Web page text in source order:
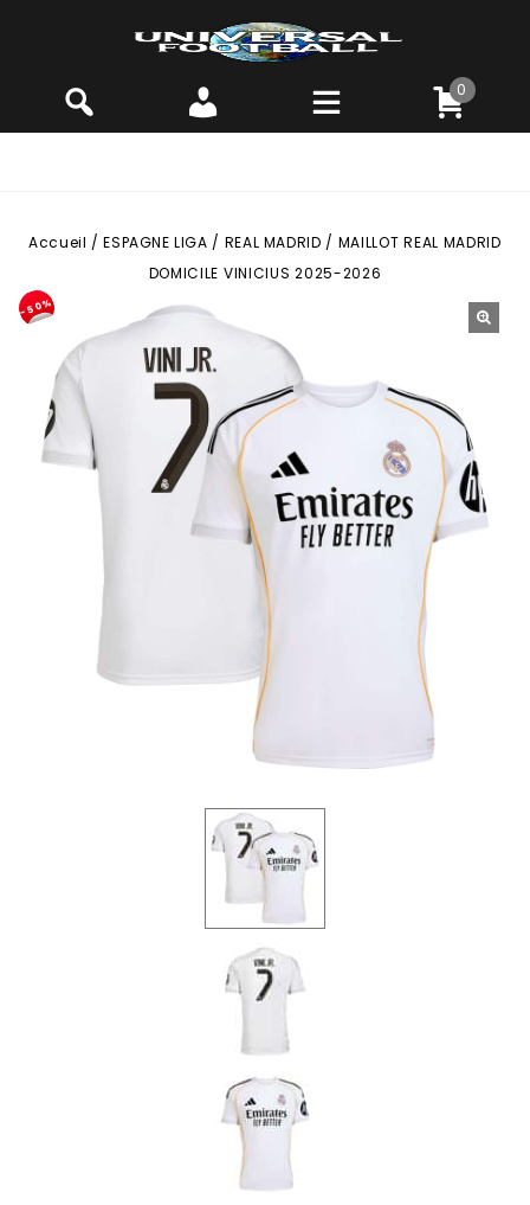
0
Accueil /ESPAGNE LIGA / REAL MADRID / MAILLOT REAL MADRID
DOMICILE VINICIUS 2025-2026
-50%